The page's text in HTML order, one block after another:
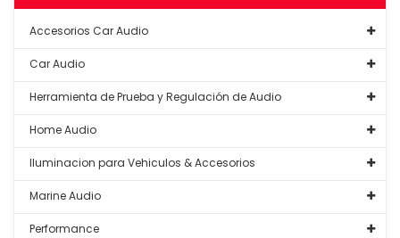
Accesorios Car Audio
Car Audio
Herramienta de Prueba y Regulación de Audio
Home Audio
Iluminacion para Vehiculos & Accesorios
Marine Audio
Performance